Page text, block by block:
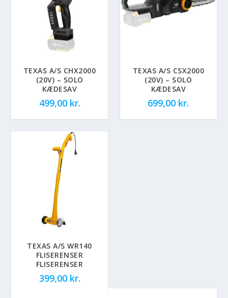
TEXAS A/S CHX2000
(20V) – SOLO
KÆDESAV
499,00 kr.
TEXAS A/S CSX2000
(20V) – SOLO
KÆDESAV
699,00 kr.
TEXAS A/S WR140
FLISERENSER
FLISERENSER
399,00 kr.